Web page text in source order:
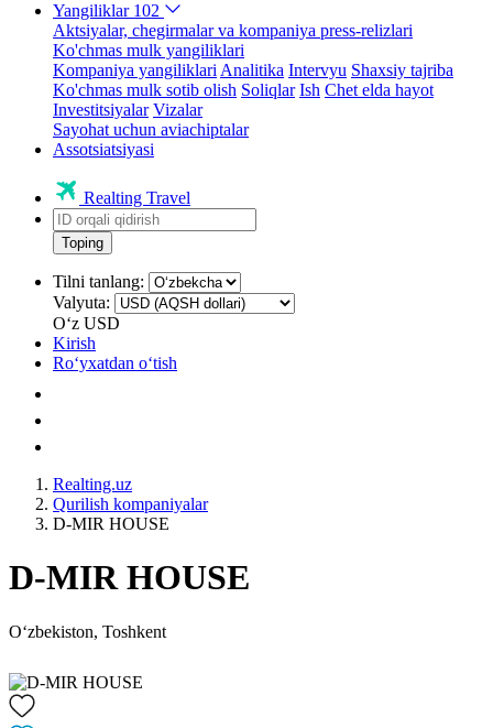
Yangiliklar 102
Aktsiyalar, chegirmalar va kompaniya press-relizlari
Ko'chmas mulk yangiliklari
Kompaniya yangiliklari Analitika Intervyu Shaxsiy tajriba
Ko'chmas mulk sotib olish Soliqlar Ish Chet elda hayot
Investitsiyalar Vizalar
Sayohat uchun aviachiptalar
Assotsiatsiyasi
Realting Travel
Toping
Tilni tanlang:
Valyuta:
Oʻz USD
Kirish
Roʻyxatdan oʻtish
Realting.uz
Qurilish kompaniyalar
D-MIR HOUSE
D-MIR HOUSE
Oʻzbekiston, Toshkent